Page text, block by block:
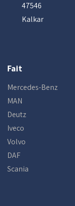
47546
Kalkar
Fait
Mercedes-Benz
MAN
Deutz
Iveco
Volvo
DAF
Scania